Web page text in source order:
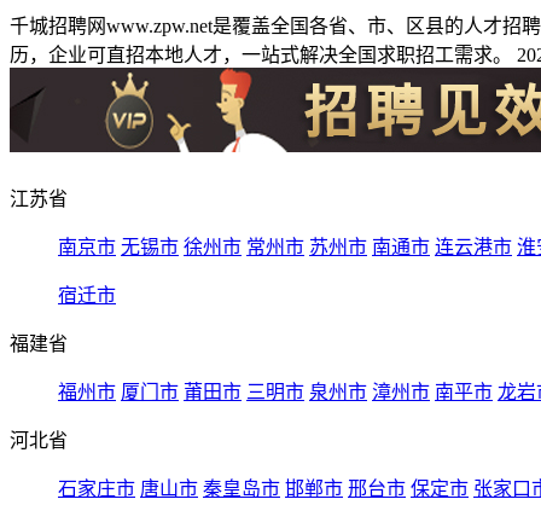
千城招聘网www.zpw.net是覆盖全国各省、市、区县的人才
历，企业可直招本地人才，一站式解决全国求职招工需求。
江苏省
南京市 无锡市 徐州市 常州市 苏州市 南通市 连云港市 淮
宿迁市
福建省
福州市 厦门市 莆田市 三明市 泉州市 漳州市 南平市 龙岩
河北省
石家庄市 唐山市 秦皇岛市 邯郸市 邢台市 保定市 张家口